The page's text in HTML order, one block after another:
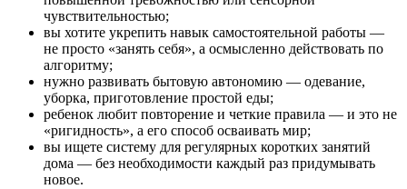
чувствительностью;
вы хотите укрепить навык самостоятельной работы —
не просто «занять себя», а осмысленно действовать по
алгоритму;
нужно развивать бытовую автономию — одевание,
уборка, приготовление простой еды;
ребенок любит повторение и четкие правила — и это не
«ригидность», а его способ осваивать мир;
вы ищете систему для регулярных коротких занятий
дома — без необходимости каждый раз придумывать
новое.